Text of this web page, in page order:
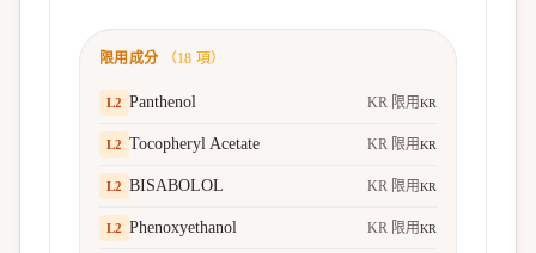
限用成分 （18 項）
L2 Panthenol KR 限用KR
L2 Tocopheryl Acetate KR 限用KR
L2 BISABOLOL KR 限用KR
L2 Phenoxyethanol KR 限用KR